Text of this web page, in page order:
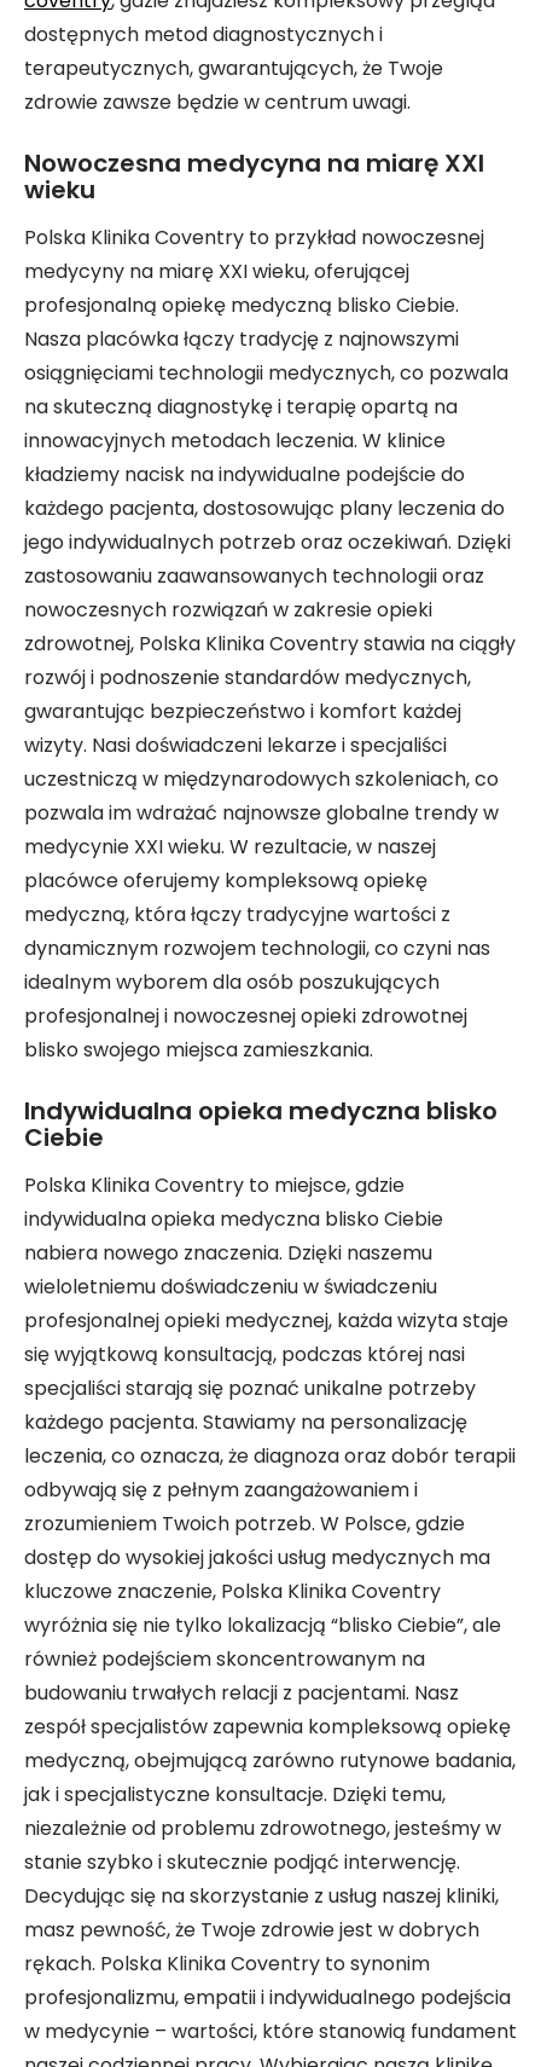
dostępnych metod diagnostycznych i
terapeutycznych, gwarantujących, że Twoje
zdrowie zawsze będzie w centrum uwagi.
Nowoczesna medycyna na miarę XXI
wieku
Polska Klinika Coventry to przykład nowoczesnej
medycyny na miarę XXI wieku, oferującej
profesjonalną opiekę medyczną blisko Ciebie.
Nasza placówka łączy tradycję z najnowszymi
osiągnięciami technologii medycznych, co pozwala
na skuteczną diagnostykę i terapię opartą na
innowacyjnych metodach leczenia. W klinice
kładziemy nacisk na indywidualne podejście do
każdego pacjenta, dostosowując plany leczenia do
jego indywidualnych potrzeb oraz oczekiwań. Dzięki
zastosowaniu zaawansowanych technologii oraz
nowoczesnych rozwiązań w zakresie opieki
zdrowotnej, Polska Klinika Coventry stawia na ciągły
rozwój i podnoszenie standardów medycznych,
gwarantując bezpieczeństwo i komfort każdej
wizyty. Nasi doświadczeni lekarze i specjaliści
uczestniczą w międzynarodowych szkoleniach, co
pozwala im wdrażać najnowsze globalne trendy w
medycynie XXI wieku. W rezultacie, w naszej
placówce oferujemy kompleksową opiekę
medyczną, która łączy tradycyjne wartości z
dynamicznym rozwojem technologii, co czyni nas
idealnym wyborem dla osób poszukujących
profesjonalnej i nowoczesnej opieki zdrowotnej
blisko swojego miejsca zamieszkania.
Indywidualna opieka medyczna blisko
Ciebie
Polska Klinika Coventry to miejsce, gdzie
indywidualna opieka medyczna blisko Ciebie
nabiera nowego znaczenia. Dzięki naszemu
wieloletniemu doświadczeniu w świadczeniu
profesjonalnej opieki medycznej, każda wizyta staje
się wyjątkową konsultacją, podczas której nasi
specjaliści starają się poznać unikalne potrzeby
każdego pacjenta. Stawiamy na personalizację
leczenia, co oznacza, że diagnoza oraz dobór terapii
odbywają się z pełnym zaangażowaniem i
zrozumieniem Twoich potrzeb. W Polsce, gdzie
dostęp do wysokiej jakości usług medycznych ma
kluczowe znaczenie, Polska Klinika Coventry
wyróżnia się nie tylko lokalizacją “blisko Ciebie”, ale
również podejściem skoncentrowanym na
budowaniu trwałych relacji z pacjentami. Nasz
zespół specjalistów zapewnia kompleksową opiekę
medyczną, obejmującą zarówno rutynowe badania,
jak i specjalistyczne konsultacje. Dzięki temu,
niezależnie od problemu zdrowotnego, jesteśmy w
stanie szybko i skutecznie podjąć interwencję.
Decydując się na skorzystanie z usług naszej kliniki,
masz pewność, że Twoje zdrowie jest w dobrych
rękach. Polska Klinika Coventry to synonim
profesjonalizmu, empatii i indywidualnego podejścia
w medycynie – wartości, które stanowią fundament